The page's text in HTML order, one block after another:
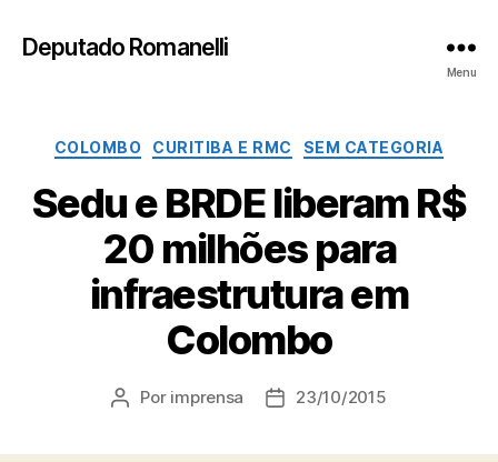
Deputado Romanelli
Menu
Categorias
COLOMBO CURITIBA E RMC SEM CATEGORIA
Sedu e BRDE liberam R$
20 milhões para
infraestrutura em
Colombo
Autor
Por imprensa
Data23/10/2015